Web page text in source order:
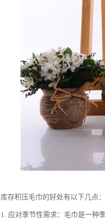
库存积压毛巾的好处有以下几点：
1. 应对季节性需求：毛巾是一种